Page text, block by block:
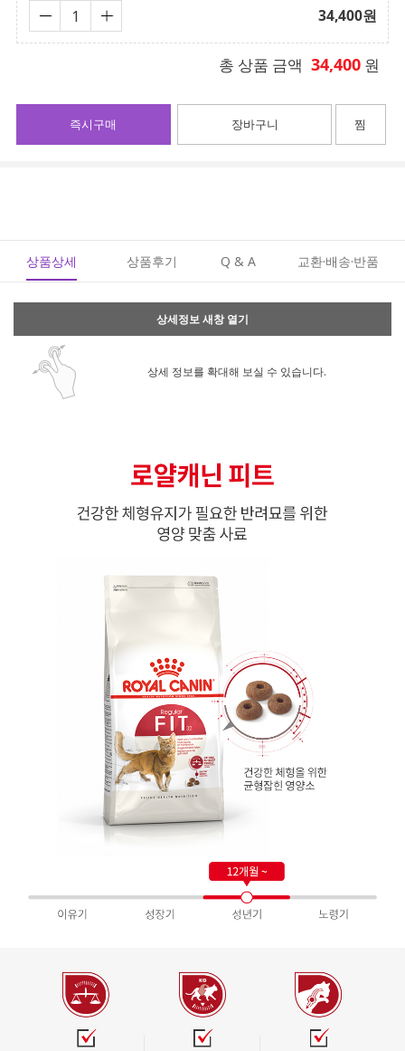
34,400원
총 상품 금액 34,400 원
즉시구매 장바구니 찜
상품상세 상품후기 Q & A 교환·배송·반품
상세정보 새창 열기
상세 정보를 확대해 보실 수 있습니다.